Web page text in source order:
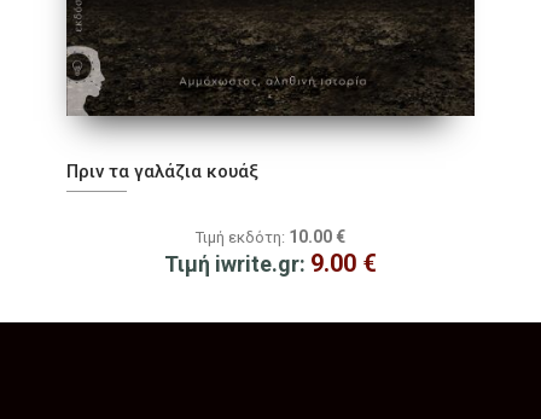
Πριν τα γαλάζια κουάξ
Τιμή εκδότη: 10.00 €
Τιμή iwrite.gr: 9.00 €